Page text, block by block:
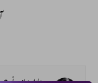
دیوار پھاندنے